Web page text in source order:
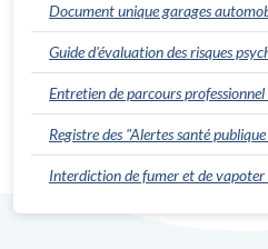
Document unique garages
Guide d'évaluation des risques
Entretien de parcours professionnel
Registre des "Alertes santé
Interdiction de fumer et de vapoter